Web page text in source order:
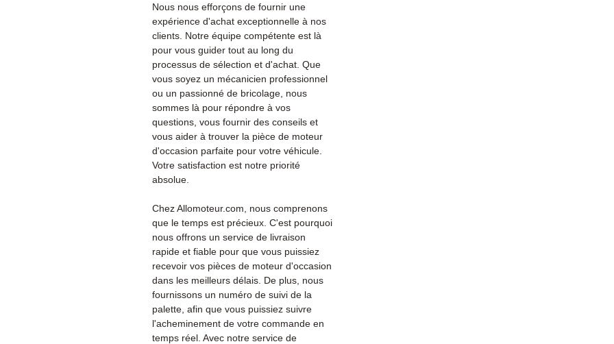
Nous nous efforçons de fournir une
expérience d'achat exceptionnelle à nos
clients. Notre équipe compétente est là
pour vous guider tout au long du
processus de sélection et d'achat. Que
vous soyez un mécanicien professionnel
ou un passionné de bricolage, nous
sommes là pour répondre à vos
questions, vous fournir des conseils et
vous aider à trouver la pièce de moteur
d'occasion parfaite pour votre véhicule.
Votre satisfaction est notre priorité
absolue.
Chez Allomoteur.com, nous comprenons
que le temps est précieux. C'est pourquoi
nous offrons un service de livraison
rapide et fiable pour que vous puissiez
recevoir vos pièces de moteur d'occasion
dans les meilleurs délais. De plus, nous
fournissons un numéro de suivi de la
palette, afin que vous puissiez suivre
l'acheminement de votre commande en
temps réel. Avec notre service de